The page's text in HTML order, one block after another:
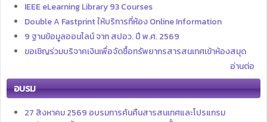
IEEE eLearning Library 93 Courses
Double A Fastprint ให้บริการที่ห้อง Online Information
9 ฐานข้อมูลออนไลน์ จาก สปอว. ปี พ.ศ. 2569
ขอเชิญร่วมบริจาคเงินเพื่อจัดซื้อทรัพยากรสารสนเทศเข้าห้องสมุด
อ่านต่อ
อบรม
27 สิงหาคม 2569 อบรมการค้นคืนสารสนเทศและโปรแกรม